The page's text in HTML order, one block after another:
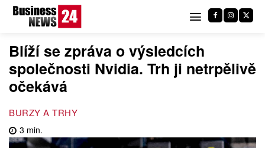
Blíží se zpráva o výsledcích
společnosti Nvidia. Trh ji netrpělivě
očekává
BURZY A TRHY
3 min.